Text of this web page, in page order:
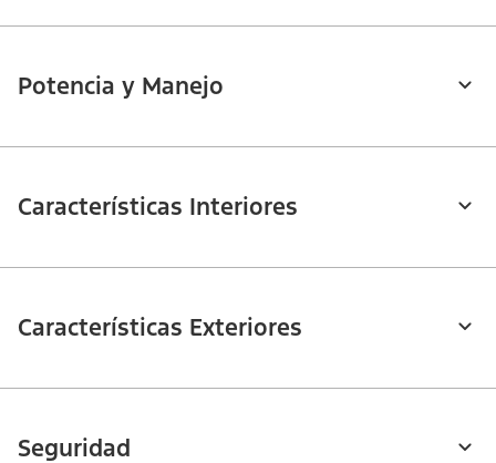
Potencia y Manejo
Características Interiores
Características Exteriores
Seguridad